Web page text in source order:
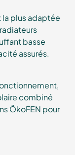
la plus adaptée
basse
assurés.
combiné
ÖkoFEN pour